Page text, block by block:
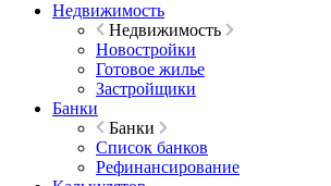
Недвижимость
Недвижимость
Новостройки
Готовое жилье
Застройщики
Банки
Банки
Список банков
Рефинансирование